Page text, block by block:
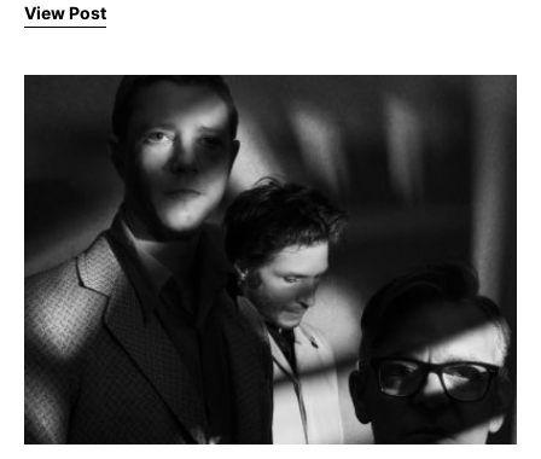
View Post